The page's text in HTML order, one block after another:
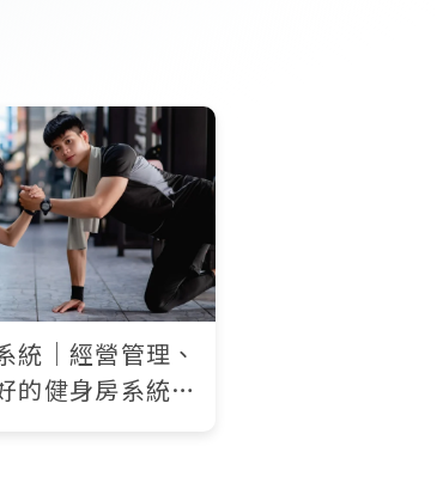
統｜經營管理、
的健身房系統讓